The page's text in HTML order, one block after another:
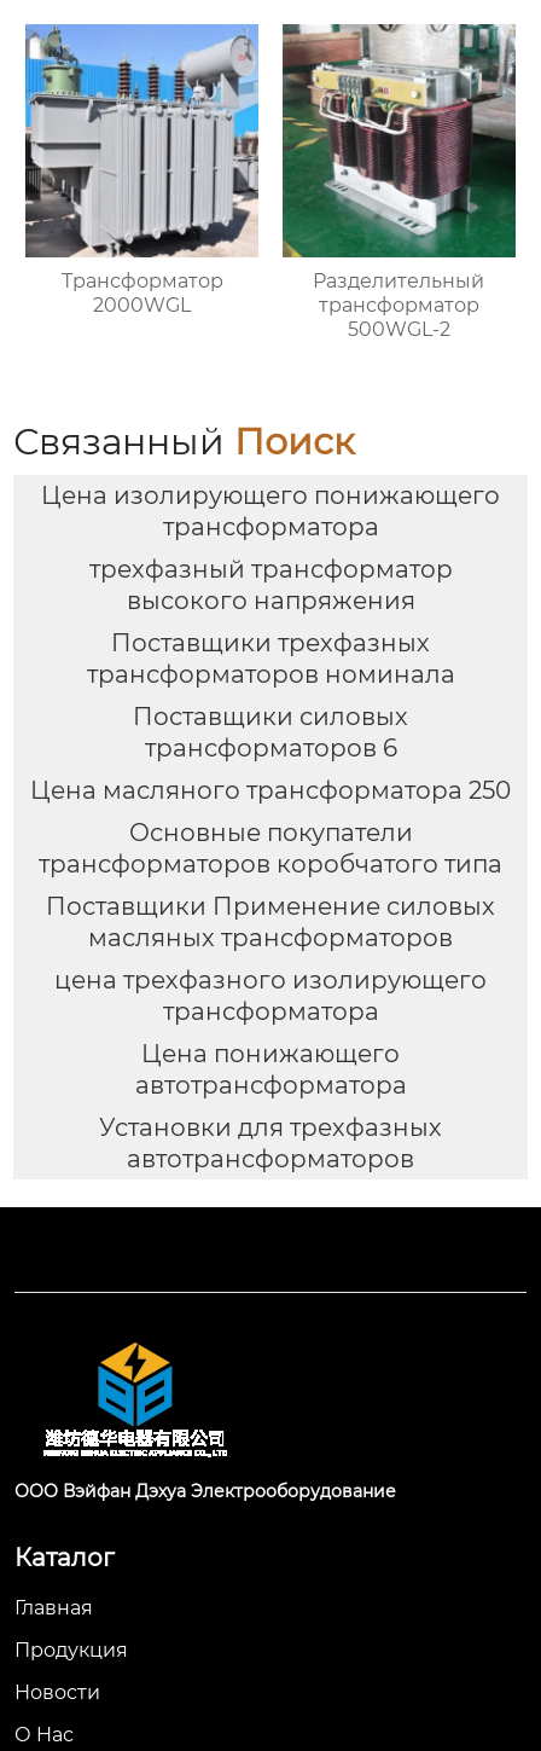
Трансформатор
2000WGL
Разделительный
трансформатор
500WGL-2
Связанный Поиск
Цена изолирующего понижающего
трансформатора
трехфазный трансформатор
высокого напряжения
Поставщики трехфазных
трансформаторов номинала
Поставщики силовых
трансформаторов 6
Цена масляного трансформатора 250
Основные покупатели
трансформаторов коробчатого типа
Поставщики Применение силовых
масляных трансформаторов
цена трехфазного изолирующего
трансформатора
Цена понижающего
автотрансформатора
Установки для трехфазных
автотрансформаторов
ООО Вэйфан Дэхуа Электрооборудование
Каталог
Главная
Продукция
Новости
О Hас